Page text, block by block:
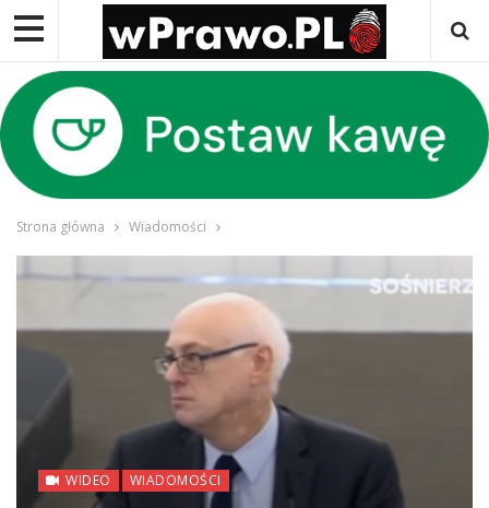
Strona główna Wiadomości
WIDEO WIADOMOŚCI